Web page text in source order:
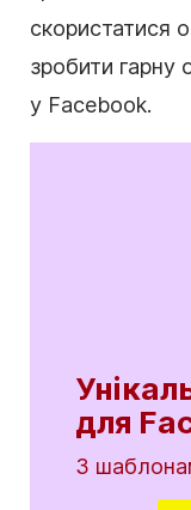
скористатися
зробити гарну
у Facebook.
для
З